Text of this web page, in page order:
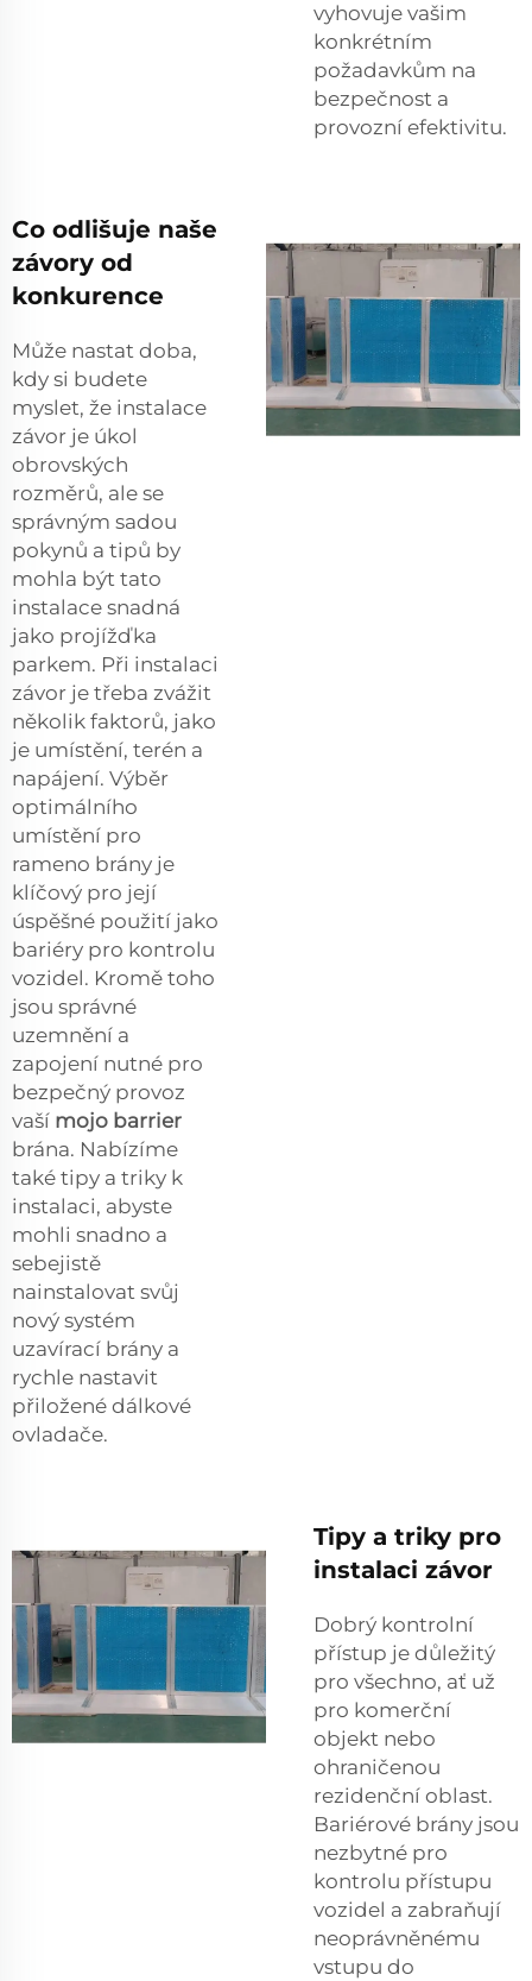
vyhovuje vašim
konkrétním
požadavkům na
bezpečnost a
provozní efektivitu.
Co odlišuje naše
závory od
konkurence
Může nastat doba,
kdy si budete
myslet, že instalace
závor je úkol
obrovských
rozměrů, ale se
správným sadou
pokynů a tipů by
mohla být tato
instalace snadná
jako projížďka
parkem. Při instalaci
závor je třeba zvážit
několik faktorů, jako
je umístění, terén a
napájení. Výběr
optimálního
umístění pro
rameno brány je
klíčový pro její
úspěšné použití jako
bariéry pro kontrolu
vozidel. Kromě toho
jsou správné
uzemnění a
zapojení nutné pro
bezpečný provoz
vaší mojo barrier
brána. Nabízíme
také tipy a triky k
instalaci, abyste
mohli snadno a
sebejistě
nainstalovat svůj
nový systém
uzavírací brány a
rychle nastavit
přiložené dálkové
ovladače.
Tipy a triky pro
instalaci závor
Dobrý kontrolní
přístup je důležitý
pro všechno, ať už
pro komerční
objekt nebo
ohraničenou
rezidenční oblast.
Bariérové brány jsou
nezbytné pro
kontrolu přístupu
vozidel a zabraňují
neoprávněnému
vstupu do